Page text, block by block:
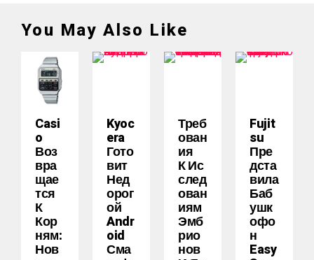
You May Also Like
Casi
O
Воз
Вра
Щае
Тся
К
Кор
Ням:
Нов
Kyoc
Era
Гото
Вит
Нед
Орог
Ой
Andr
Oid
Сма
Треб
Ован
Ия
К Ис
След
Ован
Иям
Эмб
Рио
Нов
Fujit
Su
Пре
Дста
Вила
Баб
Ушк
Офо
Н
Easy